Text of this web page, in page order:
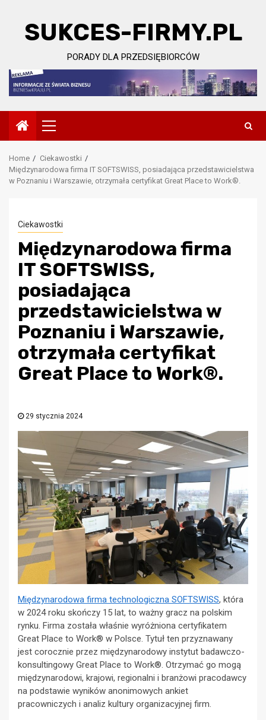
contentSUKCES-FIRMY.PL
PORADY DLA PRZEDSIĘBIORCÓW
Primary
Menu
Home
Ciekawostki
Międzynarodowa firma IT SOFTSWISS, posiadająca przedstawicielstwa
w Poznaniu i Warszawie, otrzymała certyfikat Great Place to Work®.
Ciekawostki
Międzynarodowa firma
IT SOFTSWISS,
posiadająca
przedstawicielstwa w
Poznaniu i Warszawie,
otrzymała certyfikat
Great Place to Work®.
29 stycznia 2024
Międzynarodowa firma technologiczna SOFTSWISS, która
w 2024 roku skończy 15 lat, to ważny gracz na polskim
rynku. Firma została właśnie wyróżniona certyfikatem
Great Place to Work® w Polsce. Tytuł ten przyznawany
jest corocznie przez międzynarodowy instytut badawczo-
konsultingowy Great Place to Work®. Otrzymać go mogą
międzynarodowi, krajowi, regionalni i branżowi pracodawcy
na podstawie wyników anonimowych ankiet
pracowniczych i analiz kultury organizacyjnej firm.